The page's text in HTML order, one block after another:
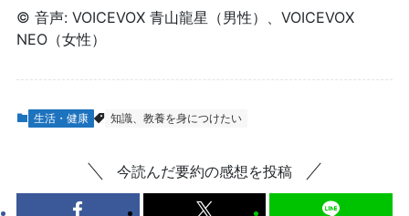
© 音声: VOICEVOX 青山龍星（男性）、VOICEVOX
NEO（女性）
生活・健康 知識、教養を身につけたい
今読んだ要約の感想を投稿